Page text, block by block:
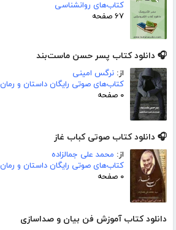
کتاب‌های روانشناسی
۶۷ صفحه
🎧 دانلود کتاب پسر حسن ماست‌بند
از: نرگس امینی
کتاب‌های صوتی رایگان داستان و رمان
۰ صفحه
🎧 دانلود کتاب صوتی کباب غاز
از: محمد علی جمالزاده
کتاب‌های صوتی رایگان داستان و رمان
۰ صفحه
دانلود کتاب آموزش فن بیان و صداسازی